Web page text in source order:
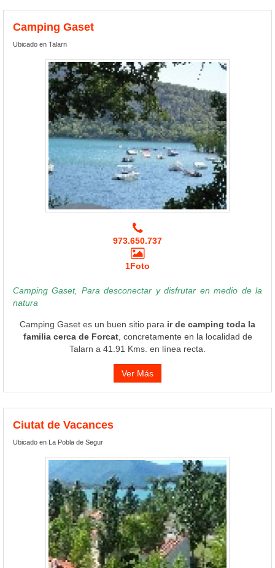
Camping Gaset
Ubicado en Talarn
973.650.737
1Foto
Camping Gaset, Para desconectar y disfrutar en medio de la
natura
Camping Gaset es un buen sitio para ir de camping toda la
familia cerca de Forcat, concretamente en la localidad de
Talarn a 41.91 Kms. en línea recta.
Ver Más
Ciutat de Vacances
Ubicado en La Pobla de Segur